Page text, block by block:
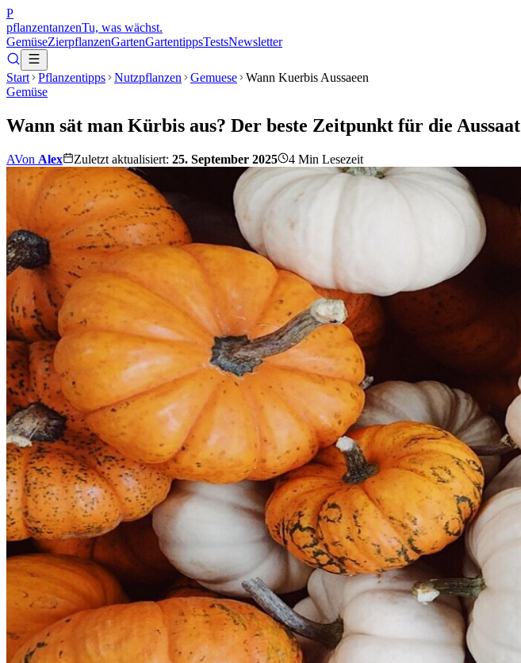
P
pflanzentanzenTu, was wächst.
GemüseZierpflanzenGartenGartentippsTestsNewsletter
Start Pflanzentipps Nutzpflanzen Gemuese
Wann Kuerbis Aussaeen
Gemüse
Wann sät man Kürbis aus? Der beste Zeitpunkt für die Aussaat
AVon Alex Zuletzt aktualisiert: 25. September 2025 4 Min Lesezeit